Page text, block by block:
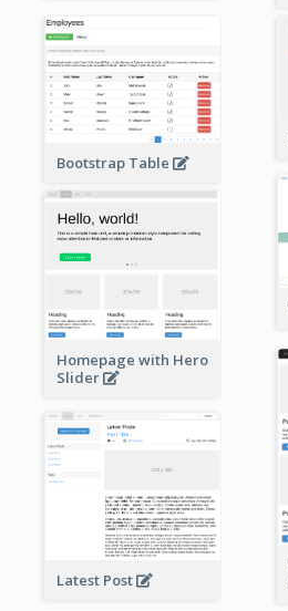
Bootstrap Table
Homepage with Hero
Slider
Latest Post